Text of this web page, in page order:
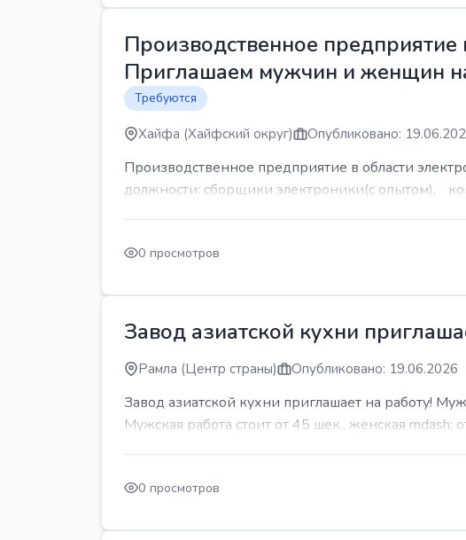
Производственное предприятие
Приглашаем мужчин и женщин
Требуются
Хайфа (Хайфский округ) Опубликовано:
Производственное предприятие в области
должности: сборщики электроники(с опытом),
0 просмотров
Завод азиатской кухни
Рамла (Центр страны) Опубликовано: 19.06.2026
Завод азиатской кухни приглашает на работу!
Мужская работа стоит от 45 шек., женская mdash;
0 просмотров